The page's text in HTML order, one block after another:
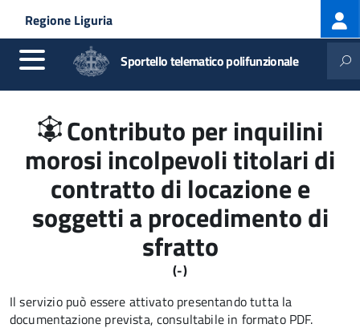
Salta al contenuto principale
Skip to site navigation
Regione Liguria
Sportello telematico polifunzionale
Contributo per inquilini
morosi incolpevoli titolari di
contratto di locazione e
soggetti a procedimento di
sfratto
(-)
Il servizio può essere attivato presentando tutta la
documentazione prevista, consultabile in formato PDF.